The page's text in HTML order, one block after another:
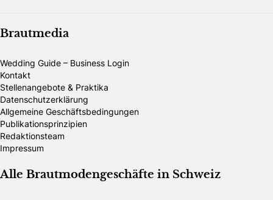
Brautmedia
Wedding Guide – Business Login
Kontakt
Stellenangebote & Praktika
Datenschutzerklärung
Allgemeine Geschäftsbedingungen
Publikationsprinzipien
Redaktionsteam
Impressum
Alle Brautmodengeschäfte in Schweiz